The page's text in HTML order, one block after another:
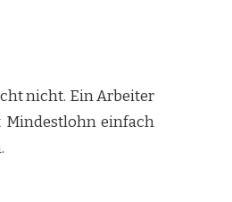
nicht. Ein Arbeiter
Mindestlohn einfach